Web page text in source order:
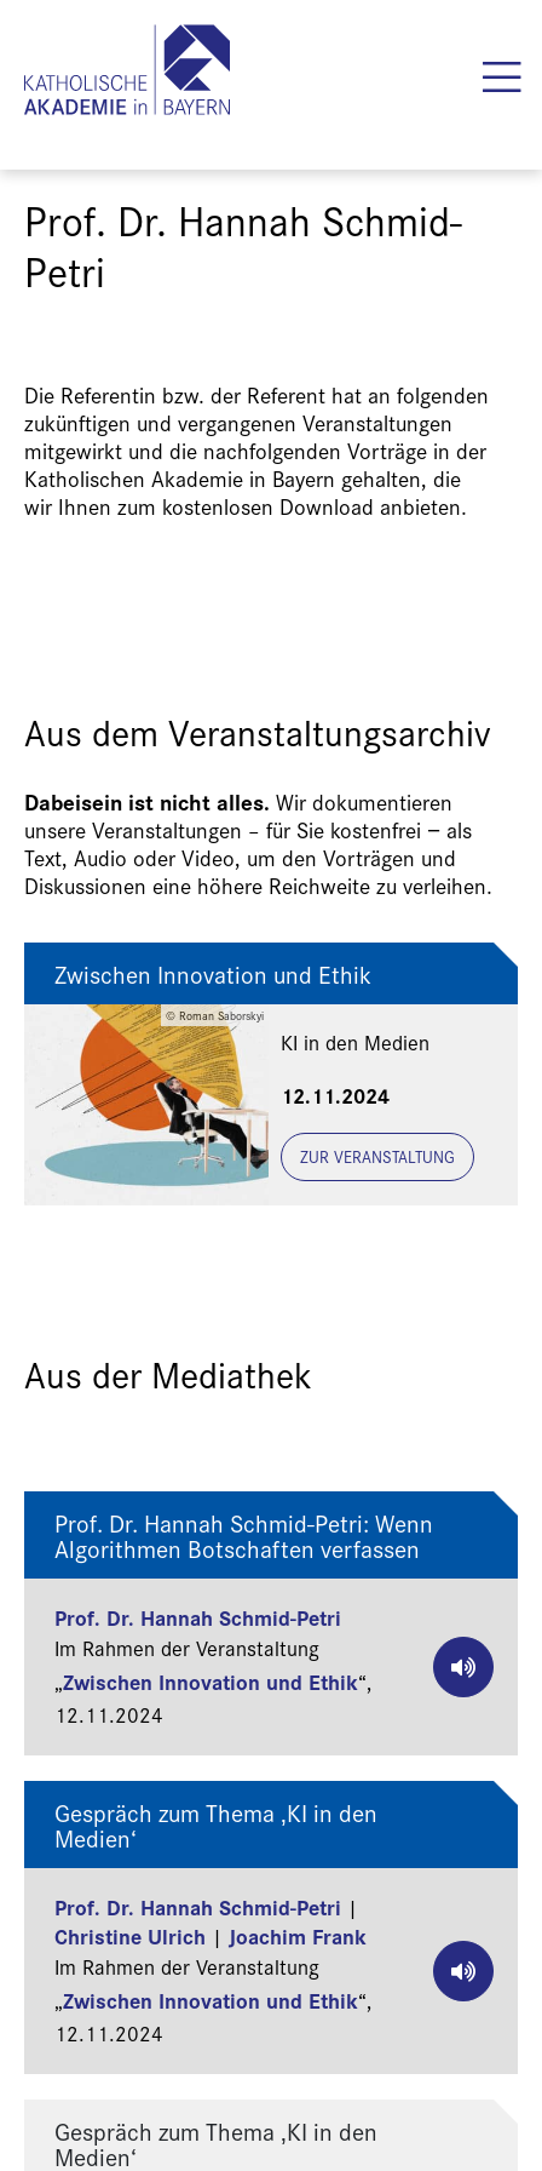
Prof. Dr. Hannah Schmid-
Petri
Die Referentin bzw. der Referent hat an folgenden
zukünftigen und vergangenen Veranstaltungen
mitgewirkt und die nachfolgenden Vorträge in der
Katholischen Akademie in Bayern gehalten, die
wir Ihnen zum kostenlosen Download anbieten.
Aus dem Veranstaltungsarchiv
Dabeisein ist nicht alles. Wir dokumentieren
unsere Veranstaltungen – für Sie kostenfrei − als
Text, Audio oder Video, um den Vorträgen und
Diskussionen eine höhere Reichweite zu verleihen.
© Roman Saborskyi
Zwischen Innovation und Ethik
KI in den Medien
12.11.2024
ZUR VERANSTALTUNG
Aus der Mediathek
Prof. Dr. Hannah Schmid-Petri: Wenn
Algorithmen Botschaften verfassen
Prof. Dr. Hannah Schmid-Petri
Im Rahmen der Veranstaltung
„Zwischen Innovation und Ethik“,
12.11.2024
Gespräch zum Thema ‚KI in den
Medien‘
Prof. Dr. Hannah Schmid-Petri |
Christine Ulrich | Joachim Frank
Im Rahmen der Veranstaltung
„Zwischen Innovation und Ethik“,
12.11.2024
Gespräch zum Thema ‚KI in den
Medien‘